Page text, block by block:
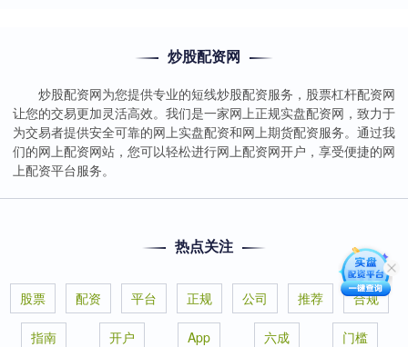
炒股配资网
炒股配资网为您提供专业的短线炒股配资服务，股票杠杆配资网
让您的交易更加灵活高效。我们是一家网上正规实盘配资网，致力于
为交易者提供安全可靠的网上实盘配资和网上期货配资服务。通过我
们的网上配资网站，您可以轻松进行网上配资网开户，享受便捷的网
上配资平台服务。
热点关注
股票 配资 平台 正规 公司 推荐 合规
指南 开户 App 六成 门槛